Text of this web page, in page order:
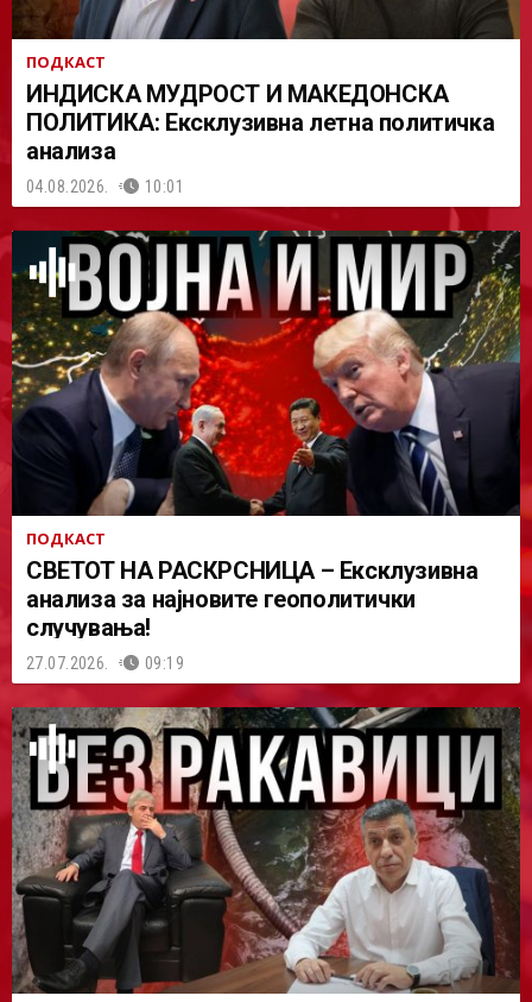
ПОДКАСТ
ИНДИСКА МУДРОСТ И МАКЕДОНСКА
ПОЛИТИКА: Ексклузивна летна политичка
анализа
04.08.2026. 10:01
ПОДКАСТ
СВЕТОТ НА РАСКРСНИЦА – Ексклузивна
анализа за најновите геополитички
случувања!
27.07.2026. 09:19